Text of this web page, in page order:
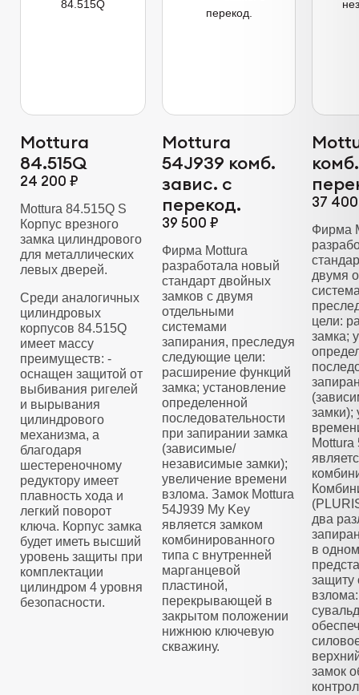
Mottura
84.515Q
24 200 ₽
Mottura 84.515Q S
Корпус врезного
замка цилиндрового
для металлических
левых дверей.
Среди аналогичных
цилиндровых
корпусов 84.515Q
имеет массу
преимуществ: -
оснащен защитой от
выбивания ригелей
и вырывания
цилиндрового
механизма, а
благодаря
шестереночному
редуктору имеет
плавность хода и
легкий поворот
ключа. Корпус замка
будет иметь высший
уровень защиты при
комплектации
цилиндром 4 уровня
безопасности.
Mottura
54J939 комб.
завис. с
перекод.
39 500 ₽
Фирма Mottura
разработала новый
стандарт двойных
замков с двумя
отдельными
системами
запирания, преследуя
следующие цели:
расширение функций
замка; установление
определенной
последовательности
при запирании замка
(зависимые/
независимые замки);
увеличение времени
взлома. Замок Mottura
54J939 My Key
является замком
комбинированного
типа с внутренней
марганцевой
пластиной,
перекрывающей в
закрытом положении
нижнюю ключевую
скважину.
37
Фирма
двумя
цели:
замка;
замки);
Mottura
два
в
защиту
замок